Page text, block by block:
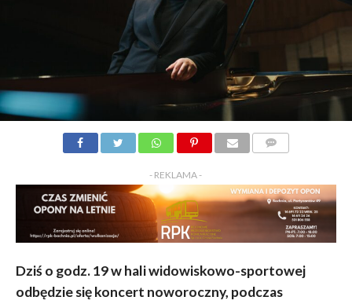
- REKLAMA -
Dziś o godz. 19 w hali widowiskowo-sportowej
odbędzie się koncert noworoczny, podczas